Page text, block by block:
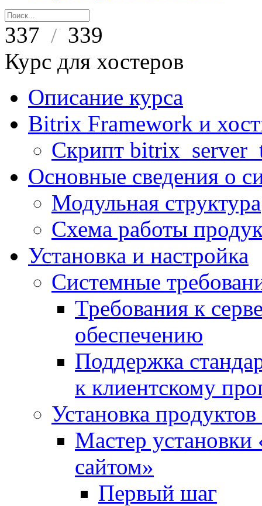
337 / 339
Курс для хостеров
Описание курса
Bitrix Framework и
Скрипт
Основные сведения о
Модульная структура
Схема работы
Установка и настройка
Системные
Требования к
обеспечению
Поддержка
к клиентскому
Установка
Мастер
сайтом»
Первый шаг